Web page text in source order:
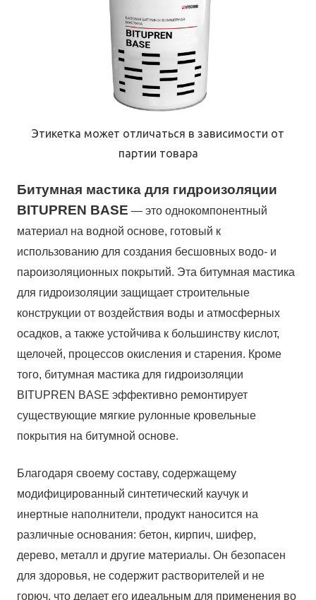
Этикетка может отличаться в зависимости от
партии товара
Битумная мастика для гидроизоляции
BITUPREN BASE — это однокомпонентный
материал на водной основе, готовый к
использованию для создания бесшовных водо- и
пароизоляционных покрытий. Эта битумная мастика
для гидроизоляции защищает строительные
конструкции от воздействия воды и атмосферных
осадков, а также устойчива к большинству кислот,
щелочей, процессов окисления и старения. Кроме
того, битумная мастика для гидроизоляции
BITUPREN BASE эффективно ремонтирует
существующие мягкие рулонные кровельные
покрытия на битумной основе.
Благодаря своему составу, содержащему
модифицированный синтетический каучук и
инертные наполнители, продукт наносится на
различные основания: бетон, кирпич, шифер,
дерево, металл и другие материалы. Он безопасен
для здоровья, не содержит растворителей и не
горюч, что делает его идеальным для применения во